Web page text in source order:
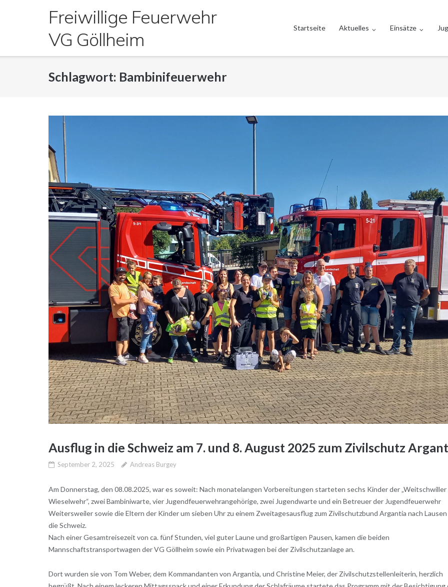
Freiwillige Feuerwehr
VG Göllheim
Startseite Aktuelles Einsätze
Schlagwort: Bambinifeuerwehr
Ausflug in die Schweiz am 7. und 8. August 2025 zum Zivilschutz
September 2, 2025 Andreas Burgey
Am Donnerstag, den 08.08.2025, war es soweit: Nach monatelangen Vorbereitungen starteten sechs Kinder der „Weitschwiller
Wieselwehr“, zwei Bambiniwarte, vier Jugendfeuerwehrangehörige, zwei Jugendwarte und ein Betreuer der Jugendfeuerwehr
Weitersweiler sowie die Eltern der Kinder um sieben Uhr zu einem Zweitagesausflug zum Zivilschutzbund Argantia nach Lausen
die Schweiz.
Nach einer Gesamtreisezeit von ca. fünf Stunden, viel guter Laune und großartigen Pausen, kamen die beiden
Mannschaftstransportwagen der VG Göllheim sowie ein Privatwagen bei der Zivilschutzanlage an.
Dort wurden sie von Tom Weber, dem Kommandanten von Argantia, und Christine Meier, der Zivilschutzstellenleiterin, herzlich